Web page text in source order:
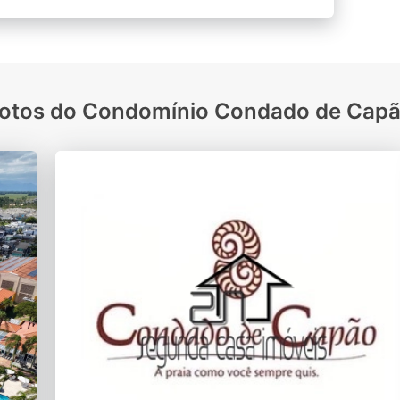
do Condomínio Condado de